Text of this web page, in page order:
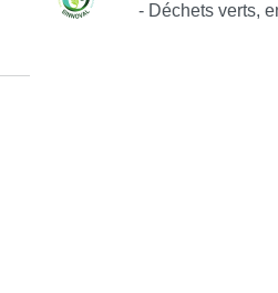
- Déchets verts,